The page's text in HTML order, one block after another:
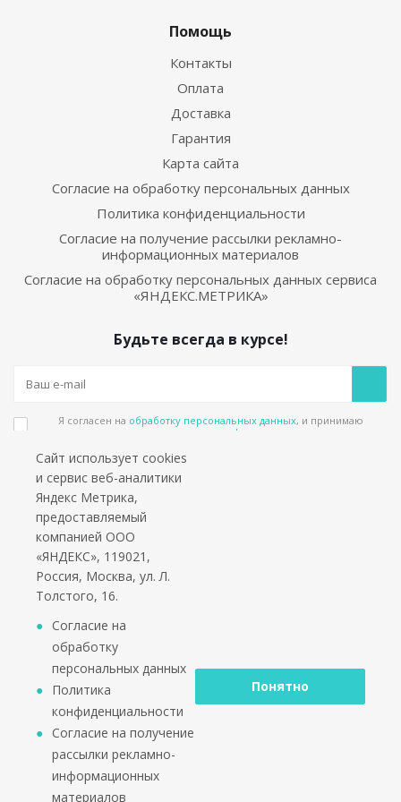
Помощь
Контакты
Оплата
Доставка
Гарантия
Карта сайта
Согласие на обработку персональных данных
Политика конфиденциальности
Согласие на получение рассылки рекламно-
информационных материалов
Согласие на обработку персональных данных сервиса
«ЯНДЕКС.МЕТРИКА»
Будьте всегда в курсе!
Я согласен на обработку персональных данных, и принимаю
политике конфиденциальности
Подпишитесь на еженедельный новостной бюллетень и получайте наши
лучшие материалы каждую пятницу!
Социальные сети
*работаем только с юридическими лицами и ИП
2002 - 2026 © PuntoGroup - производитель городской
мебели.
Производитель имеет право вносить изменения в
техническую документацию с минимальными
изменениями во внешнем виде продукта.
Сайт использует cookies
и сервис веб-аналитики
Яндекс Метрика,
предоставляемый
компанией ООО
«ЯНДЕКС», 119021,
Россия, Москва, ул. Л.
Толстого, 16.
Согласие на
обработку
персональных данных
Политика
конфиденциальности
Согласие на получение
рассылки рекламно-
информационных
материалов
Понятно